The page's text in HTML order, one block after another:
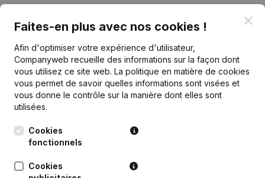
31-07-2014
Rubrique Constitution (Nouvelle
Personne Morale, Ouverture
Succursale, etc...)(NL)
Questions fréquemment posées
Quel est le numéro d'entreprise de Somalische
Faites-en plus avec nos cookies !
Afin d'optimiser votre expérience d'utilisateur,
Companyweb recueille des informations sur la façon dont
vous utilisez ce site web. La politique en matière de cookies
vous permet de savoir quelles informations sont visées et
vous donne le contrôle sur la manière dont elles sont
utilisées.
Cookies
fonctionnels
Cookies